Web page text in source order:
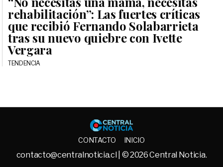
rehabilitación”: Las fuertes críticas
que recibió Fernando Solabarrieta
tras su nuevo quiebre con Ivette
Vergara
TENDENCIA
Central
CONTACTO INICIO
contacto@centralnoticia.cl | © 2026 Central Noticia.